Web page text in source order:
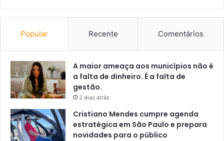
Popular Recente Comentários
A maior ameaça aos municípios não é
a falta de dinheiro. É a falta de
gestão.
2 dias atrás
Cristiano Mendes cumpre agenda
estratégica em São Paulo e prepara
novidades para o público